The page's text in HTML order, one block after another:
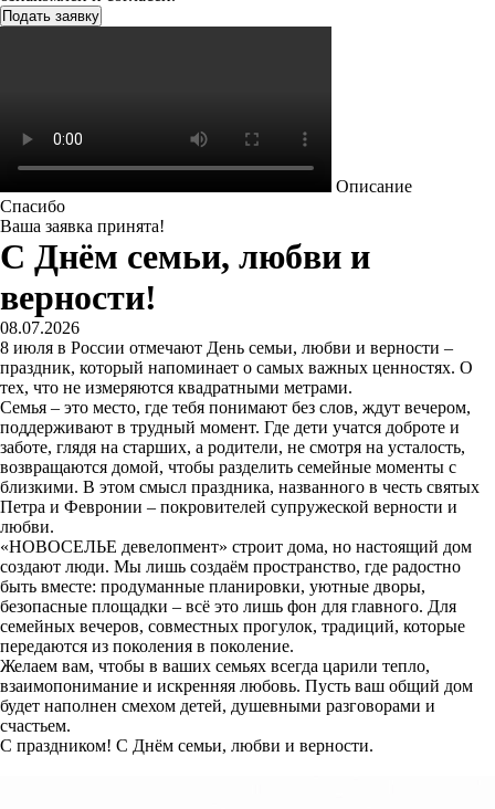
Описание
Спасибо
Ваша заявка принята!
С Днём семьи, любви и
верности!
08.07.2026
8 июля в России отмечают День семьи, любви и верности –
праздник, который напоминает о самых важных ценностях. О
тех, что не измеряются квадратными метрами.
Семья – это место, где тебя понимают без слов, ждут вечером,
поддерживают в трудный момент. Где дети учатся доброте и
заботе, глядя на старших, а родители, не смотря на усталость,
возвращаются домой, чтобы разделить семейные моменты с
близкими. В этом смысл праздника, названного в честь святых
Петра и Февронии – покровителей супружеской верности и
любви.
«НОВОСЕЛЬЕ девелопмент» строит дома, но настоящий дом
создают люди. Мы лишь создаём пространство, где радостно
быть вместе: продуманные планировки, уютные дворы,
безопасные площадки – всё это лишь фон для главного. Для
семейных вечеров, совместных прогулок, традиций, которые
передаются из поколения в поколение.
Желаем вам, чтобы в ваших семьях всегда царили тепло,
взаимопонимание и искренняя любовь. Пусть ваш общий дом
будет наполнен смехом детей, душевными разговорами и
счастьем.
С праздником! С Днём семьи, любви и верности.